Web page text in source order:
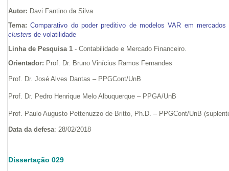
Autor: Davi Fantino da Silva
Tema: Comparativo do poder preditivo de modelos VAR em
clusters de volatilidade
Linha de Pesquisa 1 - Contabilidade e Mercado Financeiro.
Orientador: Prof. Dr. Bruno Vinícius Ramos Fernandes
Prof. Dr. José Alves Dantas – PPGCont/UnB
Prof. Dr. Pedro Henrique Melo Albuquerque – PPGA/UnB
Prof. Paulo Augusto Pettenuzzo de Britto, Ph.D. – PPGCont/UnB
Data da defesa: 28/02/2018
Dissertação 029